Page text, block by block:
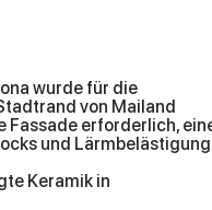
wurde für die
von Mailand
Fassade erforderlich,
und Lärmbelästigung
Keramik in